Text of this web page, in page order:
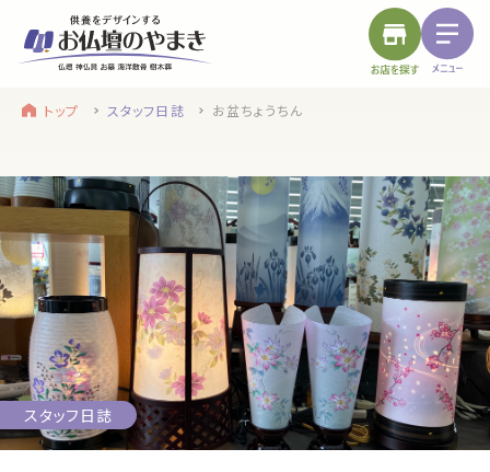
お近くのお店を探す
浜松店
サイトメニュー
やまきについて
service
静岡のお盆
盆提灯・初盆で使う品・その他お盆用品
main service
トップ スタッフ日誌 お盆ちょうちん
スタッフ日誌